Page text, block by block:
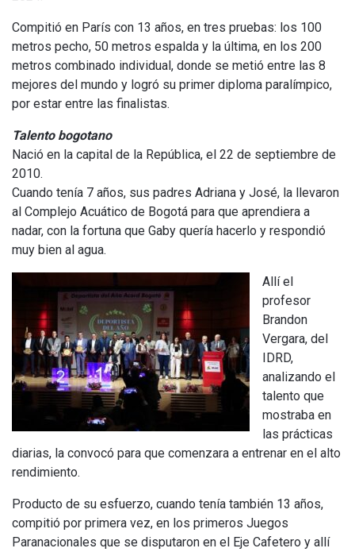
Compitió en París con 13 años, en tres pruebas: los 100
metros pecho, 50 metros espalda y la última, en los 200
metros combinado individual, donde se metió entre las 8
mejores del mundo y logró su primer diploma paralímpico,
por estar entre las finalistas.
Talento bogotano
Nació en la capital de la República, el 22 de septiembre de
2010.
Cuando tenía 7 años, sus padres Adriana y José, la llevaron
al Complejo Acuático de Bogotá para que aprendiera a
nadar, con la fortuna que Gaby quería hacerlo y respondió
muy bien al agua.
Allí el
profesor
Brandon
Vergara, del
IDRD,
analizando el
talento que
mostraba en
las prácticas
diarias, la convocó para que comenzara a entrenar en el alto
rendimiento.
Producto de su esfuerzo, cuando tenía también 13 años,
compitió por primera vez, en los primeros Juegos
Paranacionales que se disputaron en el Eje Cafetero y allí